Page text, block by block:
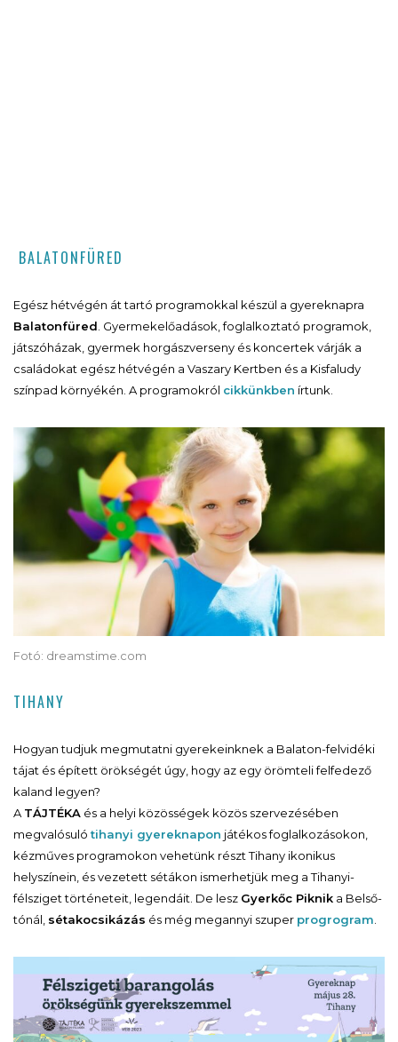
BALATONFÜRED
Egész hétvégén át tartó programokkal készül a gyereknapra
Balatonfüred . Gyermekelőadások, foglalkoztató programok,
játszóházak, gyermek horgászverseny és koncertek várják a
családokat egész hétvégén a Vaszary Kertben és a Kisfaludy
színpad környékén. A programokról cikkünkben írtunk.
Fotó: dreamstime.com
TIHANY
Hogyan tudjuk megmutatni gyerekeinknek a Balaton-felvidéki
tájat és épített örökségét úgy, hogy az egy örömteli felfedező
kaland legyen?
A TÁJTÉKA és a helyi közösségek közös szervezésében
megvalósulótihanyi gyereknapon játékos foglalkozásokon,
kézműves programokon vehetünk részt Tihany ikonikus
helyszínein, és vezetett sétákon ismerhetjük meg a Tihanyi-
félsziget történeteit, legendáit. De lesz Gyerkőc Piknik a Belső-
tónál, sétakocsikázás és még megannyi szuper progrogram